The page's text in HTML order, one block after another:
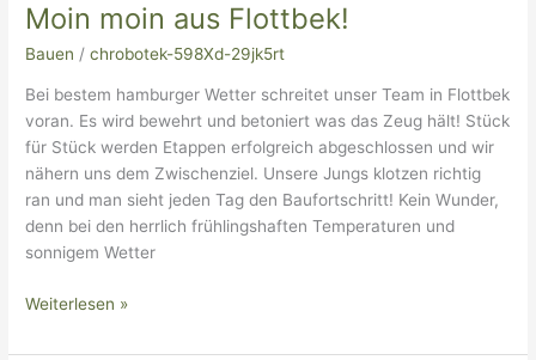
Moin moin aus Flottbek!
Bauen /chrobotek-598Xd-29jk5rt
Bei bestem hamburger Wetter schreitet unser Team in Flottbek
voran. Es wird bewehrt und betoniert was das Zeug hält! Stück
für Stück werden Etappen erfolgreich abgeschlossen und wir
nähern uns dem Zwischenziel. Unsere Jungs klotzen richtig
ran und man sieht jeden Tag den Baufortschritt! Kein Wunder,
denn bei den herrlich frühlingshaften Temperaturen und
sonnigem Wetter
aus
Weiterlesen »